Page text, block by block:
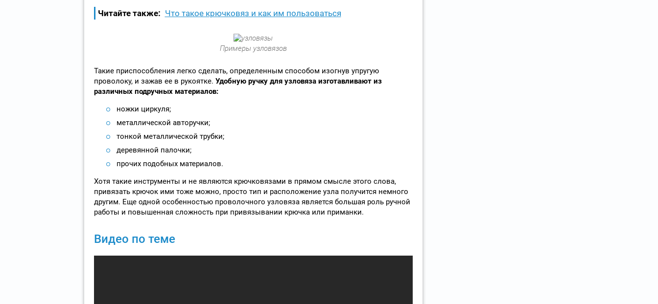
Читайте также: Что такое крючковяз и как им пользоваться
Примеры узловязов
Такие приспособления легко сделать, определенным способом изогнув упругую
проволоку, и зажав ее в рукоятке. Удобную ручку для узловяза изготавливают из
различных подручных материалов:
ножки циркуля;
металлической авторучки;
тонкой металлической трубки;
деревянной палочки;
прочих подобных материалов.
Хотя такие инструменты и не являются крючковязами в прямом смысле этого слова,
привязать крючок ими тоже можно, просто тип и расположение узла получится немного
другим. Еще одной особенностью проволочного узловяза является большая роль ручной
работы и повышенная сложность при привязывании крючка или приманки.
Видео по теме